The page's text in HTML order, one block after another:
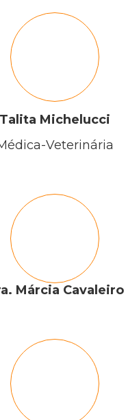
Talita Michelucci
Veterinária
Márcia Cavaleiro